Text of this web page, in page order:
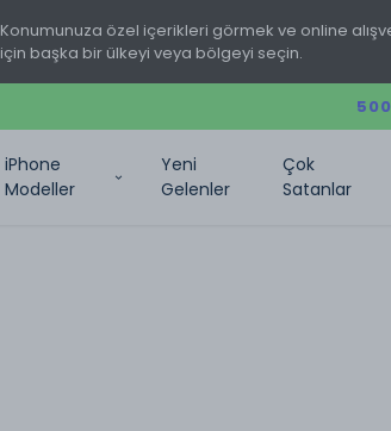
Konumunuza özel içerikleri görmek ve online
için başka bir ülkeyi veya bölgeyi seçin.
500
iPhone
Modeller
Yeni
Gelenler
Çok
Satanlar